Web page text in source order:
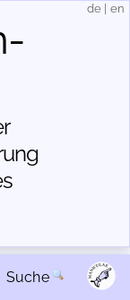
de en
Suche